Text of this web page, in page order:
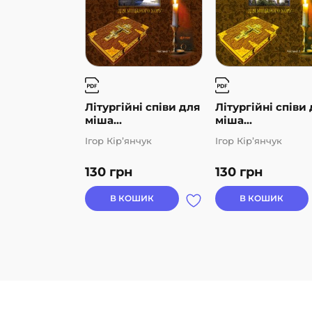
Літургійні співи для
міша...
130 грн
Ігор Кір’янчук
В КОШИК
Літургійні співи
міша...
130 грн
Ігор Кір’янчук
В КОШИК